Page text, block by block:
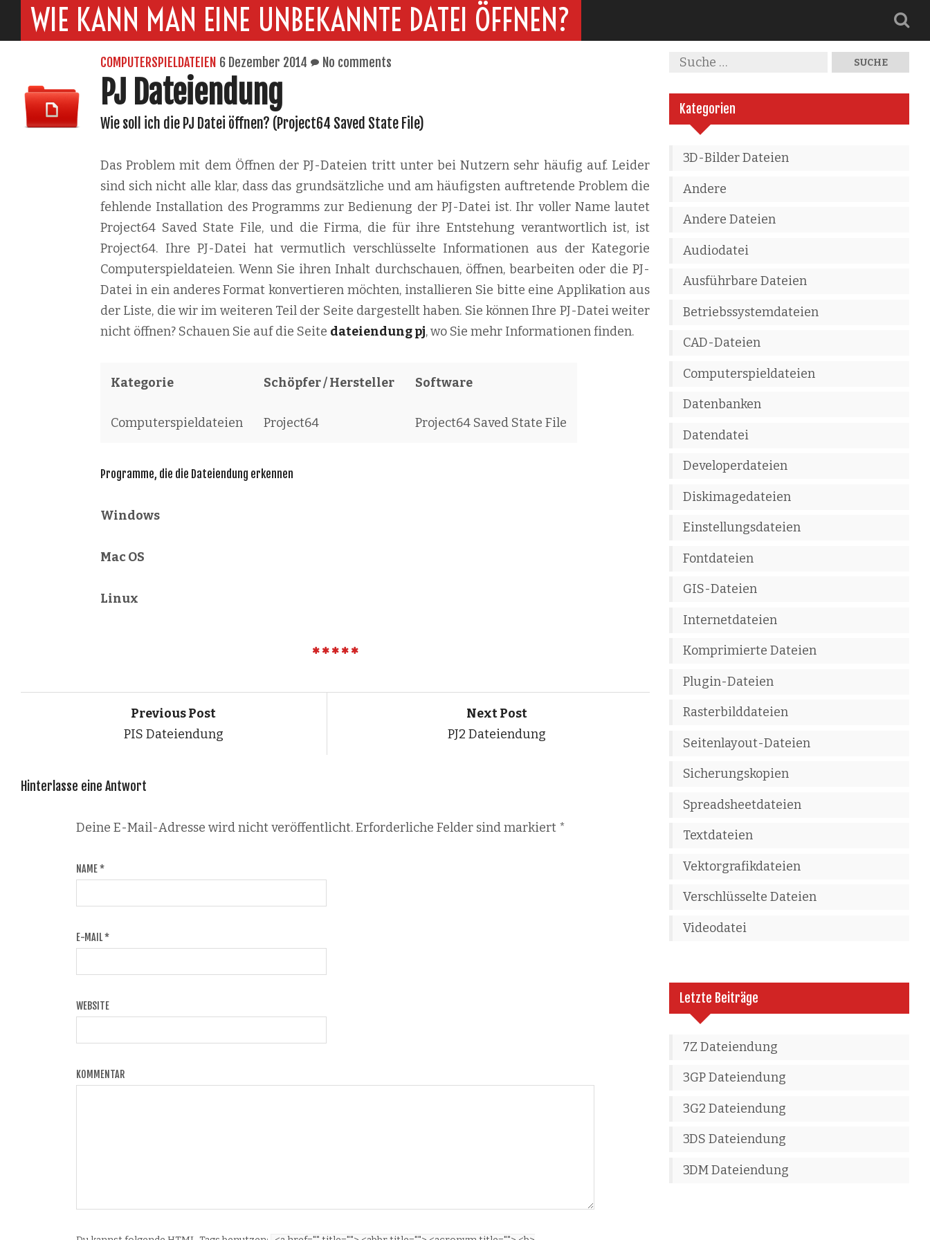
WIE KANN MAN EINE UNBEKANNTE DATEI ÖFFNEN?
COMPUTERSPIELDATEIEN 6 Dezember 2014 No comments
PJ Dateiendung
Wie soll ich die PJ Datei öffnen? (Project64 Saved State File)
Das Problem mit dem Öffnen der PJ-Dateien tritt unter bei Nutzern sehr häufig auf. Leider
sind sich nicht alle klar, dass das grundsätzliche und am häufigsten auftretende Problem die
fehlende Installation des Programms zur Bedienung der PJ-Datei ist. Ihr voller Name lautet
Project64 Saved State File, und die Firma, die für ihre Entstehung verantwortlich ist, ist
Project64. Ihre PJ-Datei hat vermutlich verschlüsselte Informationen aus der Kategorie
Computerspieldateien. Wenn Sie ihren Inhalt durchschauen, öffnen, bearbeiten oder die PJ-
Datei in ein anderes Format konvertieren möchten, installieren Sie bitte eine Applikation aus
der Liste, die wir im weiteren Teil der Seite dargestellt haben. Sie können Ihre PJ-Datei weiter
nicht öffnen? Schauen Sie auf die Seite dateiendung pj, wo Sie mehr Informationen finden.
Kategorie Schöpfer / Hersteller Software
Computerspieldateien Project64 Project64 Saved State File
Programme, die die Dateiendung erkennen
Windows
Mac OS
Linux
Previous Post
PIS Dateiendung
Next Post
PJ2 Dateiendung
Hinterlasse eine Antwort
Deine E-Mail-Adresse wird nicht veröffentlicht. Erforderliche Felder sind markiert *
NAME*
E-MAIL*
WEBSITE
KOMMENTAR
Kategorien
3D-Bilder Dateien
Andere
Andere Dateien
Audiodatei
Ausführbare Dateien
Betriebssystemdateien
CAD-Dateien
Computerspieldateien
Datenbanken
Datendatei
Developerdateien
Diskimagedateien
Einstellungsdateien
Fontdateien
GIS-Dateien
Internetdateien
Komprimierte Dateien
Plugin-Dateien
Rasterbilddateien
Seitenlayout-Dateien
Sicherungskopien
Spreadsheetdateien
Textdateien
Vektorgrafikdateien
Verschlüsselte Dateien
Videodatei
Letzte Beiträge
7Z Dateiendung
3GP Dateiendung
3G2 Dateiendung
3DS Dateiendung
3DM Dateiendung